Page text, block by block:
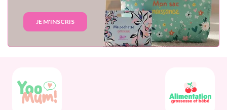
JE M'INSCRIS